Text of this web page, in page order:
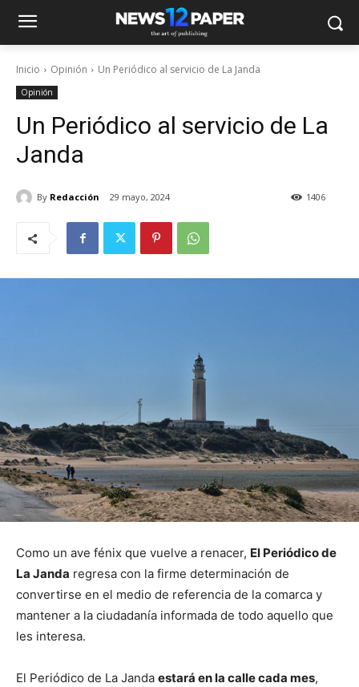
Inicio Opinión Un Periódico al servicio de La Janda
Opinión
Un Periódico al servicio de La
Janda
By Redacción 29 mayo, 2024 1406
Como un ave fénix que vuelve a renacer, El Periódico de
La Janda regresa con la firme determinación de
convertirse en el medio de referencia de la comarca y
mantener a la ciudadanía informada de todo aquello que
les interesa.
El Periódico de La Janda estará en la calle cada mes,